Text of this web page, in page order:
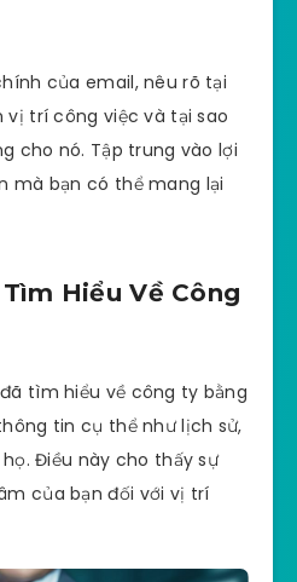
của email, nêu rõ tại
vị trí công việc và tại sao
cho nó. Tập trung vào lợi
mà bạn có thể mang lại
Hiểu Về Công
tìm hiểu về công ty bằng
tin cụ thể như lịch sử,
Điều này cho thấy sự
của bạn đối với vị trí